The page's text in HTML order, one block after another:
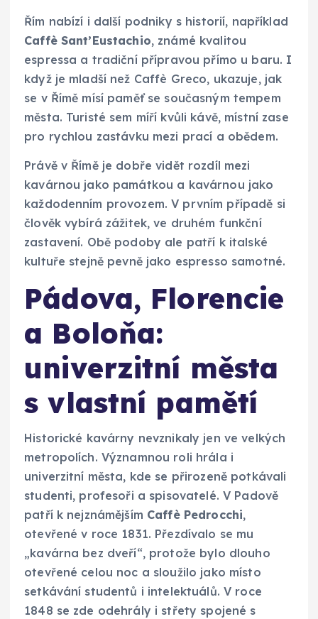
Řím nabízí i další podniky s historií, například
Caffè Sant’Eustachio, známé kvalitou
espressa a tradiční přípravou přímo u baru. I
když je mladší než Caffè Greco, ukazuje, jak
se v Římě mísí paměť se současným tempem
města. Turisté sem míří kvůli kávě, místní zase
pro rychlou zastávku mezi prací a obědem.
Právě v Římě je dobře vidět rozdíl mezi
kavárnou jako památkou a kavárnou jako
každodenním provozem. V prvním případě si
člověk vybírá zážitek, ve druhém funkční
zastavení. Obě podoby ale patří k italské
kultuře stejně pevně jako espresso samotné.
Pádova, Florencie
a Boloňa:
univerzitní města
s vlastní pamětí
Historické kavárny nevznikaly jen ve velkých
metropolích. Významnou roli hrála i
univerzitní města, kde se přirozeně potkávali
studenti, profesoři a spisovatelé. V Padově
patří k nejznámějším Caffè Pedrocchi,
otevřené v roce 1831. Přezdívalo se mu
„kavárna bez dveří“, protože bylo dlouho
otevřené celou noc a sloužilo jako místo
setkávání studentů i intelektuálů. V roce
1848 se zde odehrály i střety spojené s